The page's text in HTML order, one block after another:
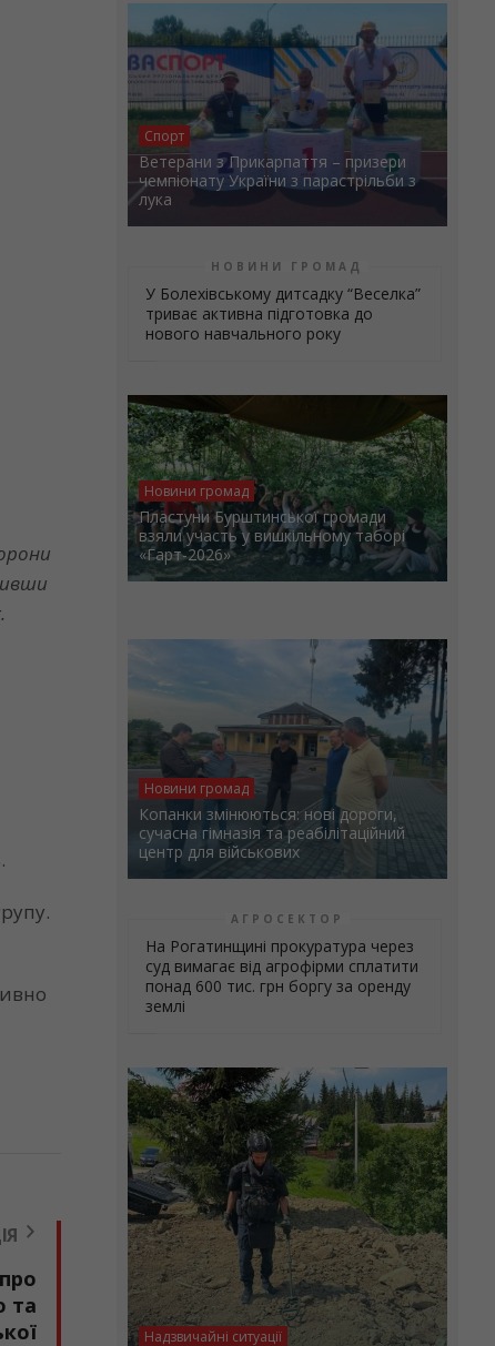
та
Спорт
Ветерани з Прикарпаття – призери
чемпіонату України з парастрільби з
лука
НОВИНИ ГРОМАД
У Болехівському дитсадку “Веселка”
триває активна підготовка до
нового навчального року
Новини громад
Пластуни Бурштинської громади
взяли участь у вишкільному таборі
«Гарт-2026»
Новини громад
Копанки змінюються: нові дороги,
сучасна гімназія та реабілітаційний
центр для військових
АГРОСЕКТОР
На Рогатинщині прокуратура через
суд вимагає від агрофірми сплатити
понад 600 тис. грн боргу за оренду
землі
Надзвичайні ситуації